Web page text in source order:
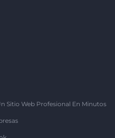
Sitio Web Profesional En Minutos